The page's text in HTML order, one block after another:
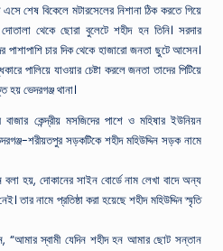
শেষ বিকেলে মটারসেলের নিশানা ঠিক করতে গিয়ে
থেকে ছোরা বুলেটে শহীদ হন তিনি। সরদার
পাশাপাশি চার দিক থেকে হাজারো জনতা ছুটে আসেন।
পালিয়ে যাওয়ার চেষ্টা করলে জনতা তাদের পিটিয়ে
হয় ভেদরগঞ্জ থানা।
কেন্দ্রীয় মসজিদের পাশে ও মহিষার ইউনিয়ন
শরীয়তপুর সড়কটিকে শহীদ মহিউদ্দিন সড়ক নামে
বলা হয়, দোকানের সাইন বোর্ডে নাম লেখা বাদে অন্য
তার নামে প্রতিষ্ঠা করা হয়েছে শহীদ মহিউদ্দিন স্মৃতি
“আমার স্বামী যেদিন শহীদ হন আমার ছোট সন্তান